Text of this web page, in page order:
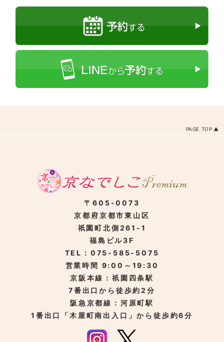
PAGE TOP
〒605-0073
京都府京都市東山区
祇園町北側261-1
福島ビル3F
TEL：075-585-5075
営業時間 9:00～19:30
京阪本線：祇園四条駅
7番出口から徒歩約2分
阪急京都線：河原町駅
1番出口「木屋町南出入口」から徒歩約6分